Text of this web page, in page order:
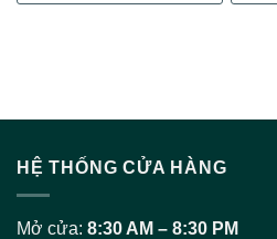
HỆ THỐNG CỬA HÀNG
Mở cửa: 8:30 AM – 8:30 PM